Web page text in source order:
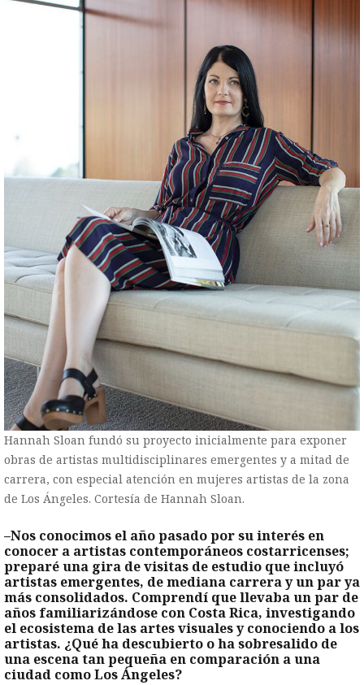
Hannah Sloan fundó su proyecto inicialmente para exponer
obras de artistas multidisciplinares emergentes y a mitad de
carrera, con especial atención en mujeres artistas de la zona
de Los Ángeles. Cortesía de Hannah Sloan.
–Nos conocimos el año pasado por su interés en
conocer a artistas contemporáneos costarricenses;
preparé una gira de visitas de estudio que incluyó
artistas emergentes, de mediana carrera y un par ya
más consolidados. Comprendí que llevaba un par de
años familiarizándose con Costa Rica, investigando
el ecosistema de las artes visuales y conociendo a los
artistas. ¿Qué ha descubierto o ha sobresalido de
una escena tan pequeña en comparación a una
ciudad como Los Ángeles?